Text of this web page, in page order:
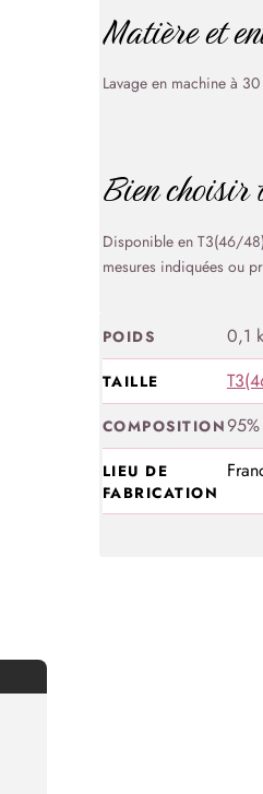
Matière et
Lavage en machine à
Bien
Disponible en T3(46/
mesures indiquées ou
POIDS 0,1
TAILLE
COMPOSITION
LIEU DE
FABRICATION